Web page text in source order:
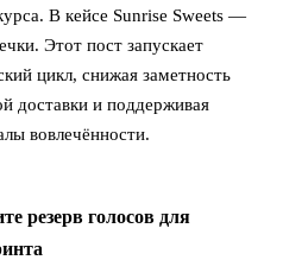
В кейсе Sunrise Sweets —
Этот пост запускает
цикл, снижая заметность
доставки и поддерживая
вовлечённости.
резерв голосов для